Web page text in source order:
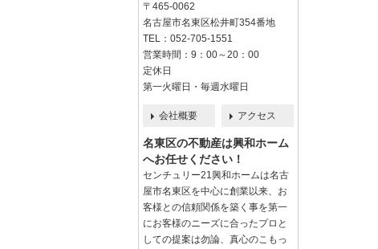
〒465-0062
名古屋市名東区松井町354番地
TEL：052-705-1551
営業時間：9：00～20：00
定休日
第一火曜日・毎週水曜日
会社概要 アクセス
名東区の不動産は興和ホーム
へお任せください！
センチュリー21興和ホームは名古
屋市名東区を中心に創業以来、お
客様との信頼関係を築く事を第一
にお客様のニーズに合ったプロと
しての提案は勿論、真心のこもっ